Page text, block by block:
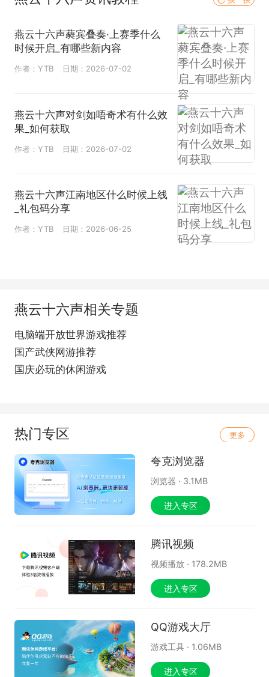
我是之前参与过测试的玩家，是否可以直接使用之前
为了保障各位游侠的游戏体验，请把之前参与测试所
使用的启动器卸载，重新安装新版
点击启动器无反应？
可以到游戏目录文件下点击exe启动，若还是不成
功，建议重新下载安装启动器
打开启动器或启动游戏时，提示：此文件的版本与正
在运行的Windows版本不兼容?
请确认Windows系统是否满足游戏支持的适配要求，
黑屏、卡顿等现象。
1.在搜索窗口搜索控制面板。
2.点击系统和安全。
3.打开系统页面即可查看当前设备信息。
燕云十六声蕤宾叠奏·上赛季什么
时候开启_有哪些新内容
作者：YTB 日期：2026-07-02
燕云十六声对剑如唔奇术有什么效
果_如何获取
作者：YTB 日期：2026-07-02
燕云十六声江南地区什么时候上线
_礼包码分享
作者：YTB 日期：2026-06-25
燕云十六声相关专题
电脑端开放世界游戏推荐
国产武侠网游推荐
国庆必玩的休闲游戏
热门专区 更多
夸克浏览器
浏览器 · 3.1MB
进入专区
腾讯视频
视频播放 · 178.2MB
进入专区
QQ游戏大厅
游戏工具 · 1.06MB
进入专区